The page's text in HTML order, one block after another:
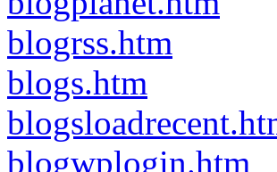
blogrss.htm
blogs.htm
blogwplogin.htm